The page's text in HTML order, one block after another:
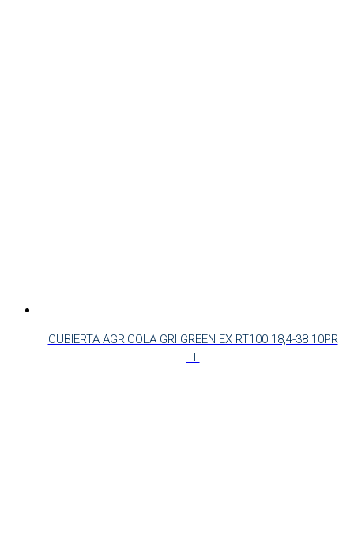
CUBIERTA AGRICOLA GRI GREEN EX RT100 18,4-38 10PR
TL